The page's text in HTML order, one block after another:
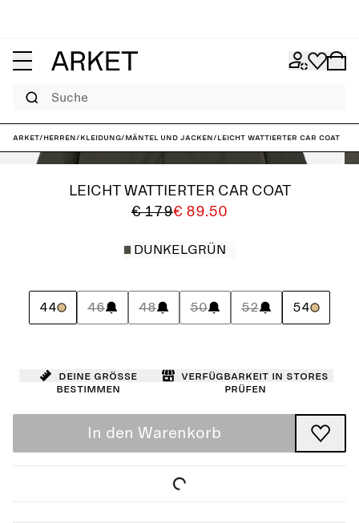
Suche
ARKET/Herren/Kleidung/Mäntel und Jacken/Leicht wattierter Car Coat
LEICHT WATTIERTER CAR COAT
€ 179€ 89.50
DUNKELGRÜN
44 46 48 50 52 54
Deine Größe
bestimmen
Verfügbarkeit in Stores
prüfen
In den Warenkorb